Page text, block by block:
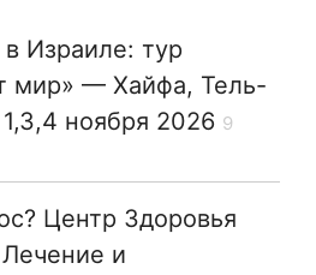
Израиле: тур
мир» — Хайфа, Тель-
ноября 2026 9
Центр Здоровья
и